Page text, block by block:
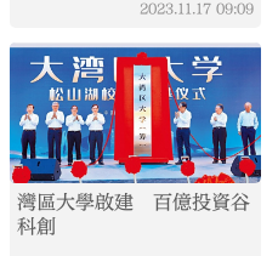
2023.11.17 09:09
灣區大學啟建 百億投資谷
科創